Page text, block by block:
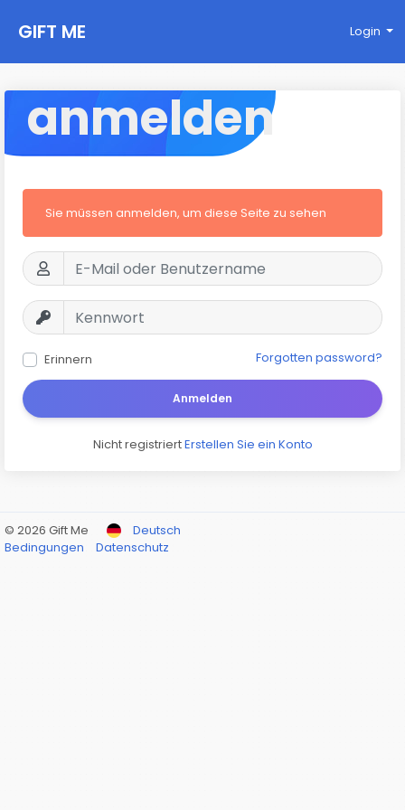
GIFT ME Login
anmelden
Sie müssen anmelden, um diese Seite zu sehen
Erinnern Forgotten password?
Anmelden
Nicht registriertErstellen Sie ein Konto
© 2026 Gift Me
Deutsch
Bedingungen
Datenschutz